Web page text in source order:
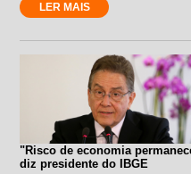
LER MAIS
"Risco de economia
diz presidente do IBGE